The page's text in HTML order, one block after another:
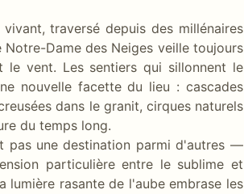
traversé depuis des millénaires
Dame des Neiges veille toujours
vent. Les sentiers qui sillonnent le
nouvelle facette du lieu : cascades
dans le granit, cirques naturels
du temps long.
pas une destination parmi d'autres —
particulière entre le sublime et
rasante de l'aube embrase les